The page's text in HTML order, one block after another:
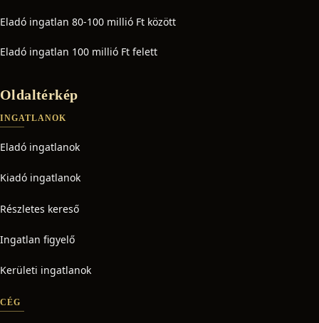
Eladó ingatlan 80-100 millió Ft között
Eladó ingatlan 100 millió Ft felett
Oldaltérkép
INGATLANOK
Eladó ingatlanok
Kiadó ingatlanok
Részletes kereső
Ingatlan figyelő
Kerületi ingatlanok
CÉG